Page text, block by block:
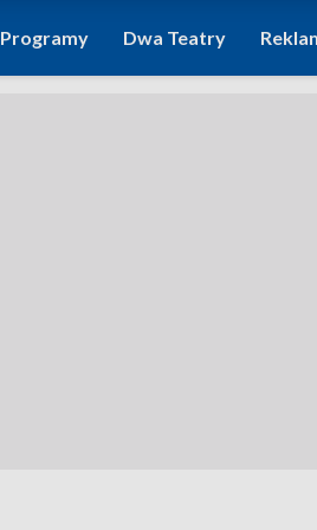
Programy Dwa Teatry